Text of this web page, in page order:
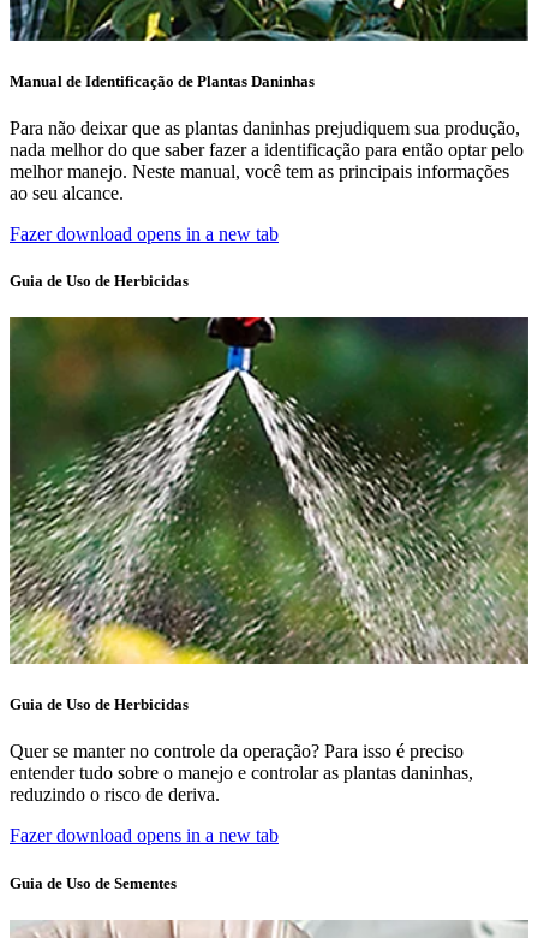
Manual de Identificação de Plantas Daninhas
Para não deixar que as plantas daninhas prejudiquem sua produção,
nada melhor do que saber fazer a identificação para então optar pelo
melhor manejo. Neste manual, você tem as principais informações
ao seu alcance.
Fazer download opens in a new tab
Guia de Uso de Herbicidas
Guia de Uso de Herbicidas
Quer se manter no controle da operação? Para isso é preciso
entender tudo sobre o manejo e controlar as plantas daninhas,
reduzindo o risco de deriva.
Fazer download opens in a new tab
Guia de Uso de Sementes